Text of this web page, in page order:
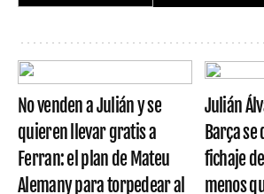
No venden a Julián y se
quieren llevar gratis a
Ferran: el plan de Mateu
Alemany para torpedear al
Julián
Barça
fichaje
menos